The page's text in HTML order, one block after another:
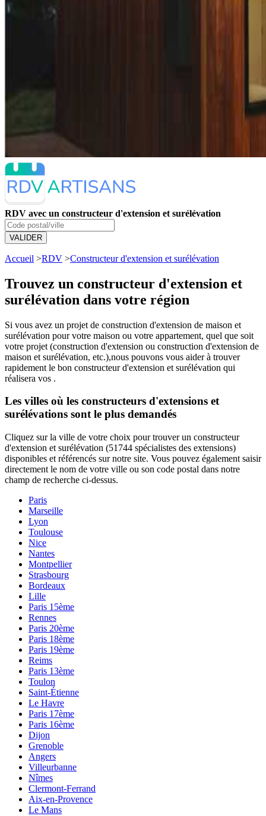
RDV avec un constructeur d'extension et surélévation
VALIDER
Accueil >RDV >Constructeur d'extension et surélévation
Trouvez un constructeur d'extension et
surélévation dans votre région
Si vous avez un projet de construction d'extension de maison et
surélévation pour votre maison ou votre appartement, quel que soit
votre projet (construction d'extension ou construction d'extension de
maison et surélévation, etc.),nous pouvons vous aider à trouver
rapidement le bon constructeur d'extension et surélévation qui
réalisera vos .
Les villes où les constructeurs d'extensions et
surélévations sont le plus demandés
Cliquez sur la ville de votre choix pour trouver un constructeur
d'extension et surélévation (51744 spécialistes des extensions)
disponibles et référencés sur notre site. Vous pouvez également saisir
directement le nom de votre ville ou son code postal dans notre
champ de recherche ci-dessus.
Paris
Marseille
Lyon
Toulouse
Nice
Nantes
Montpellier
Strasbourg
Bordeaux
Lille
Paris 15ème
Rennes
Paris 20ème
Paris 18ème
Paris 19ème
Reims
Paris 13ème
Toulon
Saint-Étienne
Le Havre
Paris 17ème
Paris 16ème
Dijon
Grenoble
Angers
Villeurbanne
Nîmes
Clermont-Ferrand
Aix-en-Provence
Le Mans